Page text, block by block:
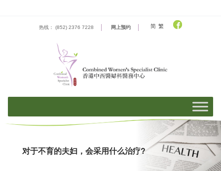
热线： (852) 2376 7228 网上预约 简 繁
对于不育的夫妇，会采用什么治疗?